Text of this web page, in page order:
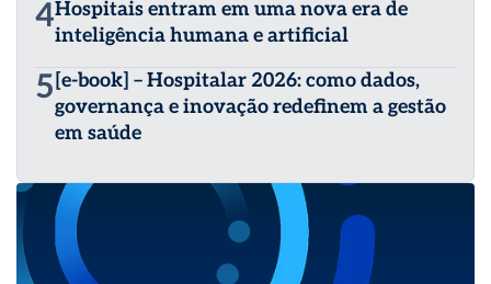
4Hospitais entram em uma nova era de
inteligência humana e artificial
5 [e-book] – Hospitalar 2026: como dados,
governança e inovação redefinem a gestão
em saúde